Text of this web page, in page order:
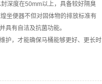
深度在50mm以上，具备较好隔臭
坐便器不但对固体物的排放标准有
具有自洁及抗菌功能。
护，才能确保马桶能够更好、更长时